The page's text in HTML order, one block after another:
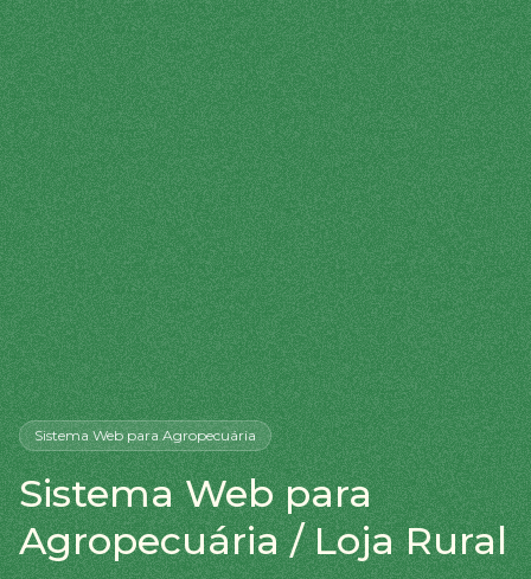
Sistema Webpara Agropecuária
Sistema Web para
Agropecuária / Loja Rural